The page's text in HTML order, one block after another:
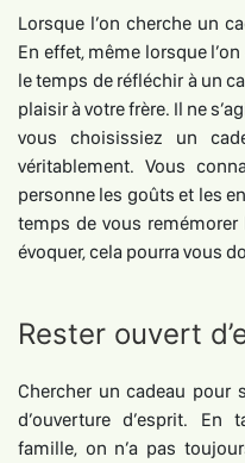
Lorsque l’on cherche un
En effet, même lorsque
le temps de réfléchir à un
plaisir à votre frère. Il ne
vous choisissiez un
véritablement. Vous
personne les goûts et les
temps de vous
évoquer, cela pourra vous
Rester ouvert
Chercher un cadeau pour
d’ouverture d’esprit.
famille, on n’a pas